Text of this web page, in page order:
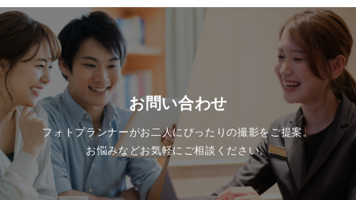
お問い合わせ
フォトプランナーがお二人にぴったりの撮影をご提案。
お悩みなどお気軽にご相談ください。